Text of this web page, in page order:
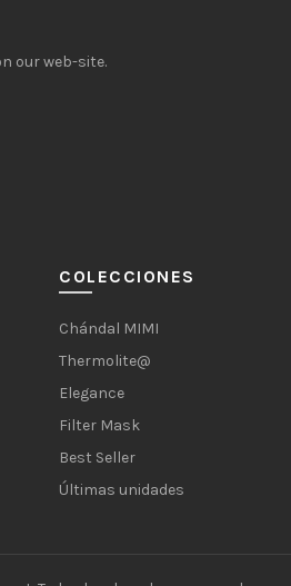
our web-site.
COLECCIONES
Chándal MIMI
Thermolite@
Elegance
Filter Mask
Best Seller
Últimas unidades